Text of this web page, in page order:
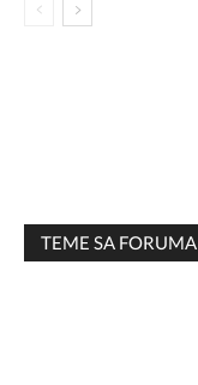
TEME SA FORUMA